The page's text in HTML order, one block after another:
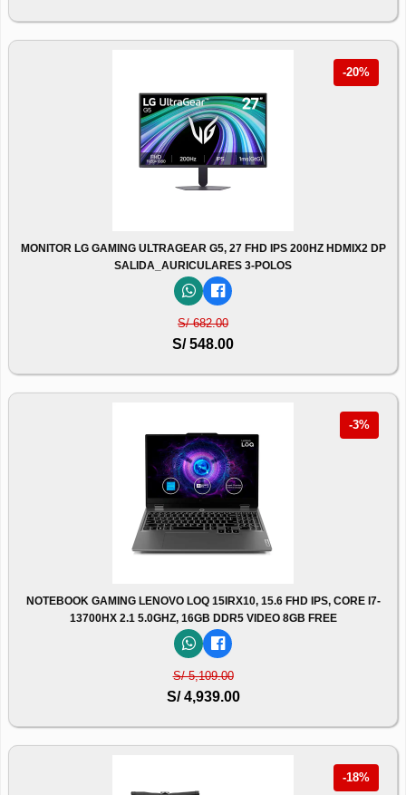
-20%
MONITOR LG GAMING ULTRAGEAR G5, 27 FHD IPS 200HZ HDMIX2 DP
SALIDA_AURICULARES 3-POLOS
S/ 682.00
S/ 548.00
-3%
NOTEBOOK GAMING LENOVO LOQ 15IRX10, 15.6 FHD IPS, CORE I7-
13700HX 2.1 5.0GHZ, 16GB DDR5 VIDEO 8GB FREE
S/ 5,109.00
S/ 4,939.00
-18%